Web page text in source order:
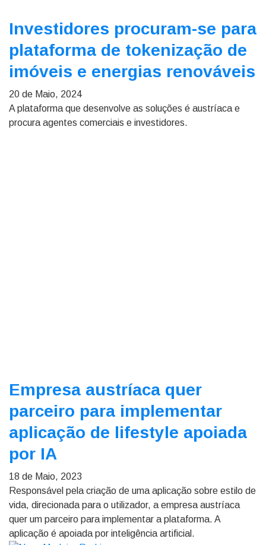
Investidores procuram-se para
plataforma de tokenização de
imóveis e energias renováveis
20 de Maio, 2024
A plataforma que desenvolve as soluções é austríaca e
procura agentes comerciais e investidores.
Empresa austríaca quer
parceiro para implementar
aplicação de lifestyle apoiada
por IA
18 de Maio, 2023
Responsável pela criação de uma aplicação sobre estilo de
vida, direcionada para o utilizador, a empresa austríaca
quer um parceiro para implementar a plataforma. A
aplicação é apoiada por inteligência artificial.